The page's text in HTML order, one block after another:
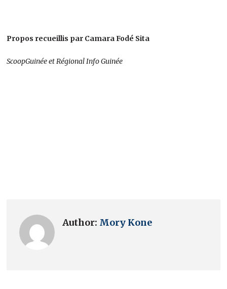
Propos recueillis par Camara Fodé Sita
ScoopGuinée et Régional Info Guinée
Author: Mory Kone